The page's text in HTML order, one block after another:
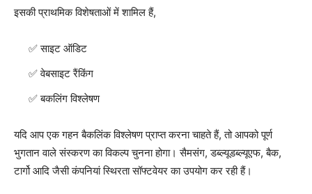
इसकी प्राथमिक विशेषताओं में शामिल हैं,
साइट ऑडिट
वेबसाइट रैंकिंग
बकलिंग विश्लेषण
यदि आप एक गहन बैकलिंक विश्लेषण प्राप्त करना चाहते हैं, तो आपको पूर्ण
भुगतान वाले संस्करण का विकल्प चुनना होगा। सैमसंग, डब्ल्यूडब्ल्यूएफ, बैक,
टार्गो आदि जैसी कंपनियां स्थिरता सॉफ्टवेयर का उपयोग कर रही हैं।